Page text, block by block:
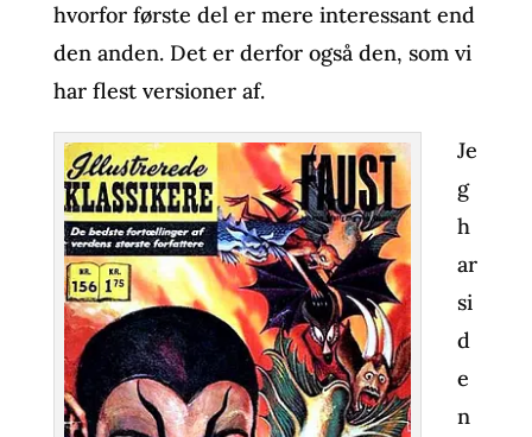
hvorfor første del er mere interessant end
den anden. Det er derfor også den, som vi
har flest versioner af.
Je
g
h
ar
si
d
e
n